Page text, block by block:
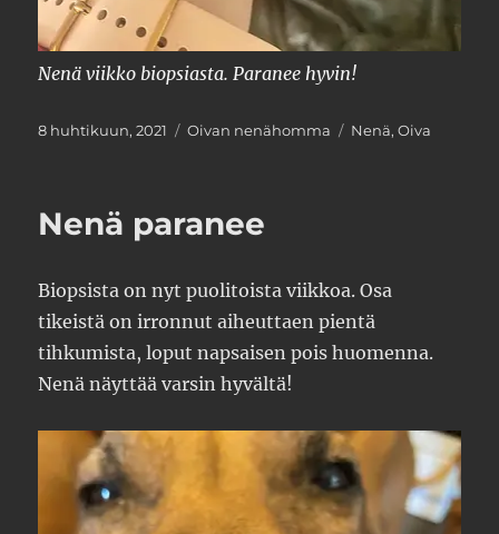
Nenä viikko biopsiasta. Paranee hyvin!
Julkaistu
8 huhtikuun, 2021 Kategoriat
Oivan nenähomma Avainsanat
Nenä,Oiva
Nenä paranee
Biopsista on nyt puolitoista viikkoa. Osa
tikeistä on irronnut aiheuttaen pientä
tihkumista, loput napsaisen pois huomenna.
Nenä näyttää varsin hyvältä!